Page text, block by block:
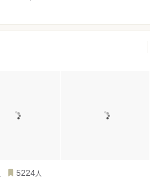
5224 人